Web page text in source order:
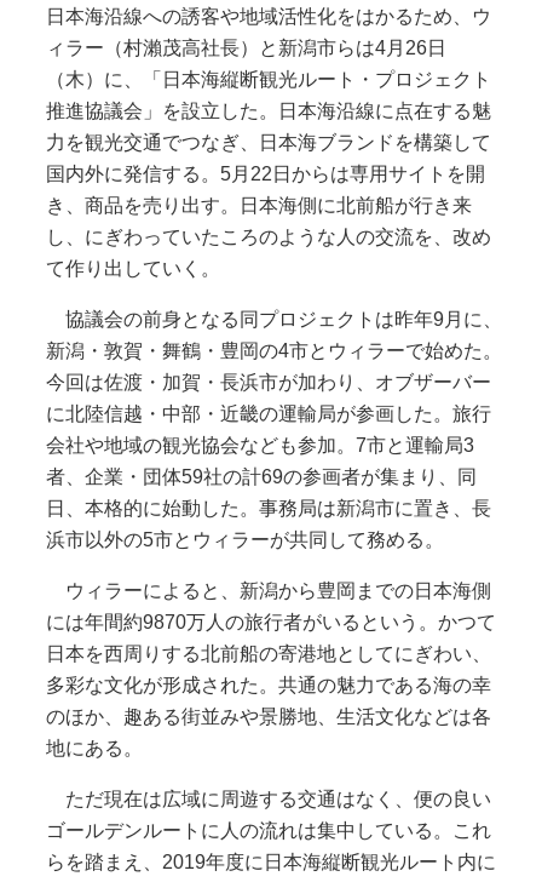
日本海沿線への誘客や地域活性化をはかるため、ウ
ィラー（村瀨茂高社長）と新潟市らは4月26日
（木）に、「日本海縦断観光ルート・プロジェクト
推進協議会」を設立した。日本海沿線に点在する魅
力を観光交通でつなぎ、日本海ブランドを構築して
国内外に発信する。5月22日からは専用サイトを開
き、商品を売り出す。日本海側に北前船が行き来
し、にぎわっていたころのような人の交流を、改め
て作り出していく。
協議会の前身となる同プロジェクトは昨年9月に、
新潟・敦賀・舞鶴・豊岡の4市とウィラーで始めた。
今回は佐渡・加賀・長浜市が加わり、オブザーバー
に北陸信越・中部・近畿の運輸局が参画した。旅行
会社や地域の観光協会なども参加。7市と運輸局3
者、企業・団体59社の計69の参画者が集まり、同
日、本格的に始動した。事務局は新潟市に置き、長
浜市以外の5市とウィラーが共同して務める。
ウィラーによると、新潟から豊岡までの日本海側
には年間約9870万人の旅行者がいるという。かつて
日本を西周りする北前船の寄港地としてにぎわい、
多彩な文化が形成された。共通の魅力である海の幸
のほか、趣ある街並みや景勝地、生活文化などは各
地にある。
ただ現在は広域に周遊する交通はなく、便の良い
ゴールデンルートに人の流れは集中している。これ
らを踏まえ、2019年度に日本海縦断観光ルート内に